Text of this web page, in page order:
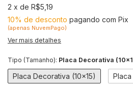
2 x de R$5,19
10% de desconto pagando com Pix
(apenas NuvemPago)
Ver mais detalhes
Tipo (Tamanho): Placa Decorativa
Placa Decorativa (10x15) Placa